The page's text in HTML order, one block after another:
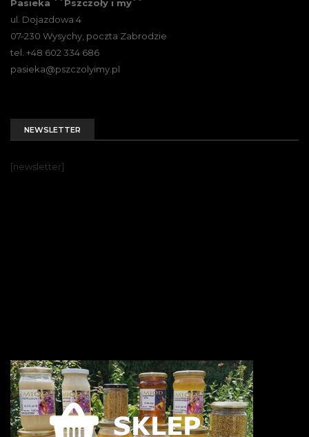
Pasieka ``Pszczoły i my``
ul. Dojazdowa 4
07-230 Wysychy, poczta Zabrodzie
tel. +48 602 334 686
pasieka@pszczolyimy.pl
NEWSLETTER
[newsletter]